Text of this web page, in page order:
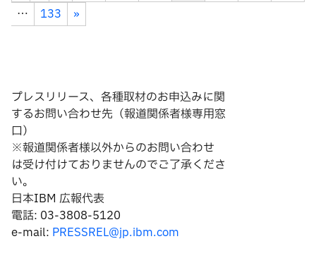
…
133 »
プレスリリース、各種取材のお申込みに関
するお問い合わせ先（報道関係者様専用窓
口）
※報道関係者様以外からのお問い合わせ
は受け付けておりませんのでご了承くださ
い。
日本IBM 広報代表
電話: 03-3808-5120
e-mail: PRESSREL@jp.ibm.com